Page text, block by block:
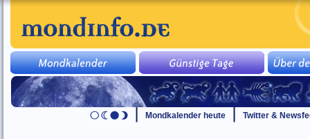
Mondkalender heute Twitter &